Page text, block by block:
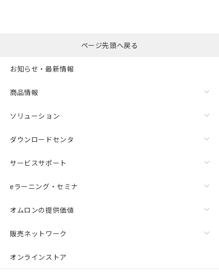
ページ先頭へ戻る
お知らせ・最新情報
商品情報
ソリューション
ダウンロードセンタ
サービスサポート
eラーニング・セミナ
オムロンの提供価値
販売ネットワーク
オンラインストア